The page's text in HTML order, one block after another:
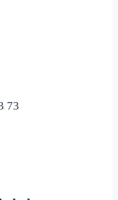
73